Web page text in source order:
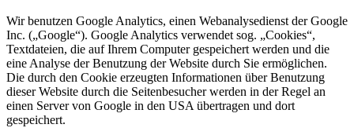
Wir benutzen Google Analytics, einen Webanalysedienst der Google
Inc. („Google“). Google Analytics verwendet sog. „Cookies“,
Textdateien, die auf Ihrem Computer gespeichert werden und die
eine Analyse der Benutzung der Website durch Sie ermöglichen.
Die durch den Cookie erzeugten Informationen über Benutzung
dieser Website durch die Seitenbesucher werden in der Regel an
einen Server von Google in den USA übertragen und dort
gespeichert.